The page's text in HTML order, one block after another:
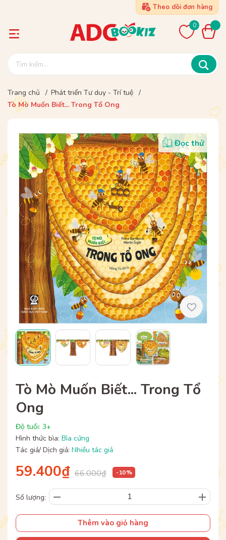
Theo dõi đơn hàng
0
Trang chủ / Phát triển Tư duy - Trí tuệ /
Tò Mò Muốn Biết... Trong Tổ Ong
Đọc thử
Tò Mò Muốn Biết... Trong Tổ
Ong
Độ tuổi: 3+
Hình thức bìa: Bìa cứng
Tác giả/ Dịch giả: Nhiều tác giả
59.400₫ 66.000₫ - 10 %
Số lượng:
Thêm vào giỏ hàng